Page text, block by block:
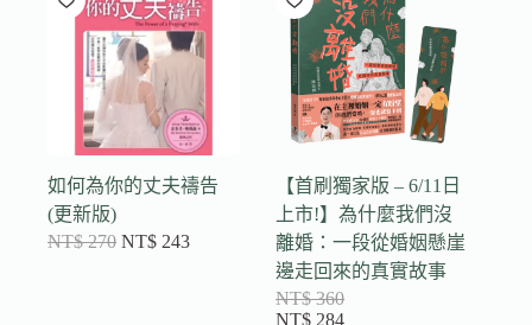
如何為你的丈夫禱告
(更新版)
NT$270 NT$ 243
【首刷獨家版 – 6/11日
上市!】為什麼我們沒
離婚：一段從婚姻懸崖
邊走回來的真實故事
NT$360
NT$ 284